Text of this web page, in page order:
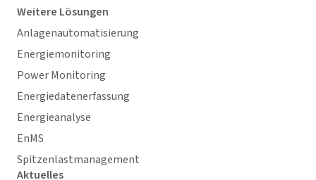
Weitere Lösungen
Anlagenautomatisierung
Energiemonitoring
Power Monitoring
Energiedatenerfassung
Energieanalyse
EnMS
Spitzenlastmanagement
Aktuelles